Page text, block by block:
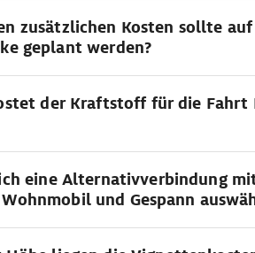
zusätzlichen Kosten sollte auf
geplant werden?
der Kraftstoff für die Fahrt
eine Alternativverbindung
und Gespann